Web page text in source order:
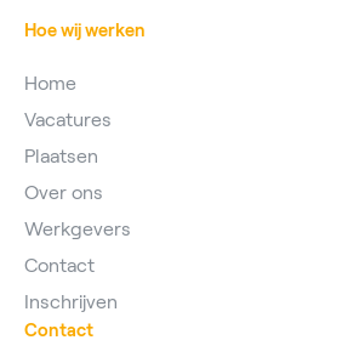
Hoe wij werken
Home
Vacatures
Plaatsen
Over ons
Werkgevers
Contact
Inschrijven
Contact